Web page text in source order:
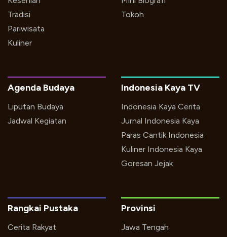
Tradisi
Pariwisata
Kuliner
Tokoh
Indonesia Kaya TV
Indonesia Kaya Cerita
Jurnal Indonesia Kaya
Paras Cantik Indonesia
Kuliner Indonesia Kaya
Goresan Jejak
Agenda Budaya
Liputan Budaya
Jadwal Kegiatan
Rangkai Pustaka
Cerita Rakyat
Provinsi
Jawa Tengah